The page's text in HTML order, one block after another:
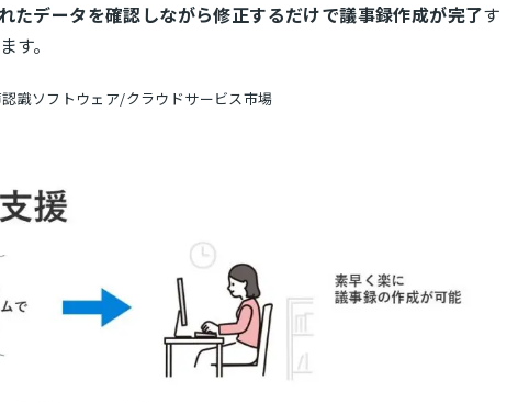
たデータを確認しながら修正するだけで議事録作成が完了す
。
識ソフトウェア/クラウドサービス市場